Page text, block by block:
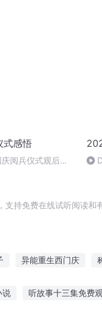
式感悟
阅兵仪式观后感
持免费在线试听阅读和
异能重生西门庆
说 听故事十三集免费